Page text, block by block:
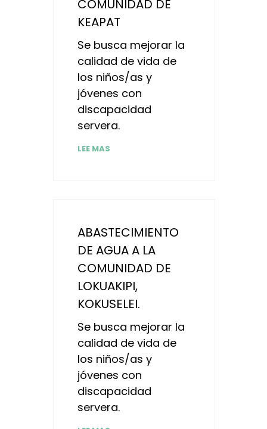
COMUNIDAD DE
KEAPAT
Se busca mejorar la
calidad de vida de
los niños/as y
jóvenes con
discapacidad
servera.
LEE MAS
ABASTECIMIENTO
DE AGUA A LA
COMUNIDAD DE
LOKUAKIPI,
KOKUSELEI.
Se busca mejorar la
calidad de vida de
los niños/as y
jóvenes con
discapacidad
servera.